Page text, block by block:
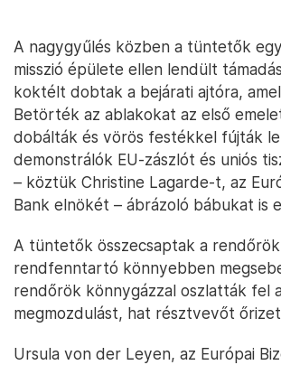
A nagygyűlés közben a tüntetők
misszió épülete ellen lendült
koktélt dobtak a bejárati ajtóra,
Betörték az ablakokat az első
dobálták és vörös festékkel fújták
demonstrálók EU-zászlót és uniós
– köztük Christine Lagarde-t, az
Bank elnökét – ábrázoló bábukat is
A tüntetők összecsaptak a
rendfenntartó könnyebben
rendőrök könnygázzal oszlatták fel
megmozdulást, hat résztvevőt
Ursula von der Leyen, az Európai